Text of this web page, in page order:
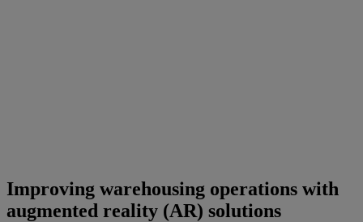
Improving warehousing operations with
augmented reality (AR) solutions